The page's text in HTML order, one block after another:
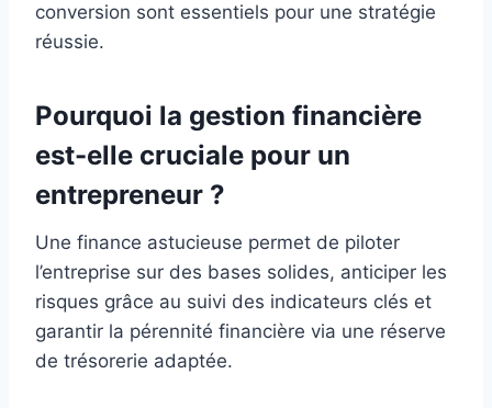
conversion sont essentiels pour une stratégie
réussie.
Pourquoi la gestion financière
est-elle cruciale pour un
entrepreneur ?
Une finance astucieuse permet de piloter
l’entreprise sur des bases solides, anticiper les
risques grâce au suivi des indicateurs clés et
garantir la pérennité financière via une réserve
de trésorerie adaptée.